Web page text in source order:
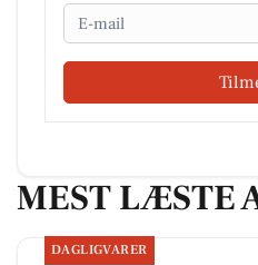
Email
MEST LÆSTE
DAGLIGVARER